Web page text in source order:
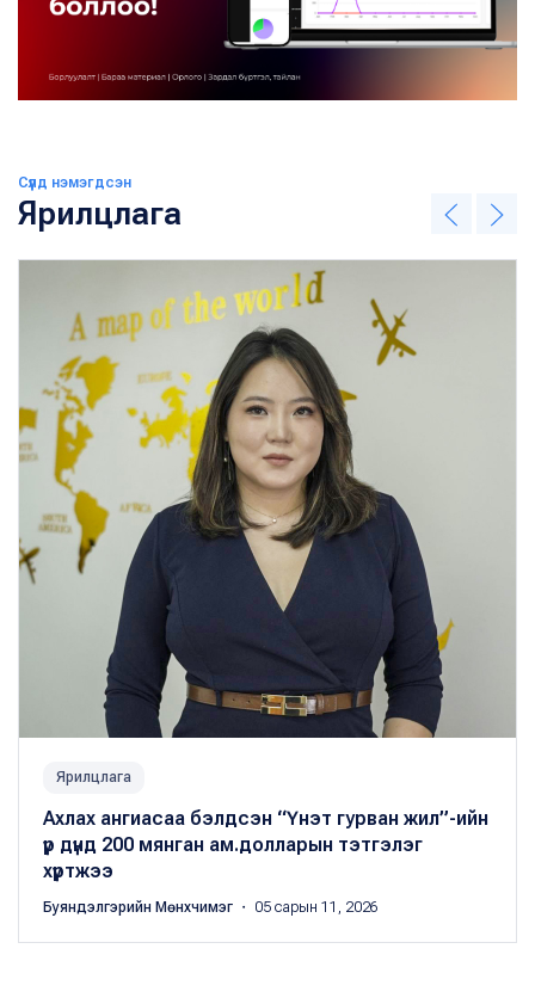
Сүүлд нэмэгдсэн
Ярилцлага
Ярилцлага
Ахлах ангиасаа бэлдсэн “Үнэт гурван жил”-ийн
үр дүнд 200 мянган ам.долларын тэтгэлэг
хүртжээ
Буяндэлгэрийн Мөнхчимэг ・ 05 сарын 11, 2026